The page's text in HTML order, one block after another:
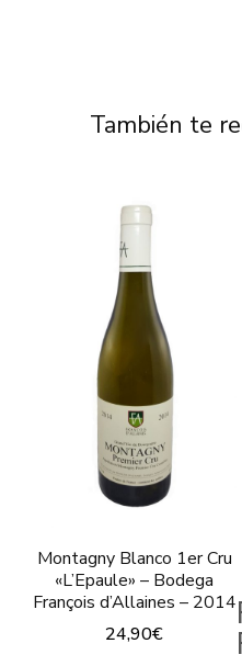
También te
Montagny Blanco 1er Cru
«L’Epaule» – Bodega
François d’Allaines – 2014
24,90€